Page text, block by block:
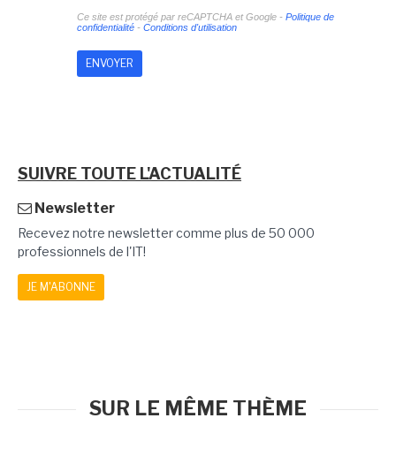
Ce site est protégé par reCAPTCHA et Google - Politique de
confidentialité- Conditions d'utilisation
SUIVRE TOUTE L'ACTUALITÉ
Newsletter
Recevez notre newsletter comme plus de 50 000
professionnels de l'IT!
JE M'ABONNE
SUR LE MÊME THÈME